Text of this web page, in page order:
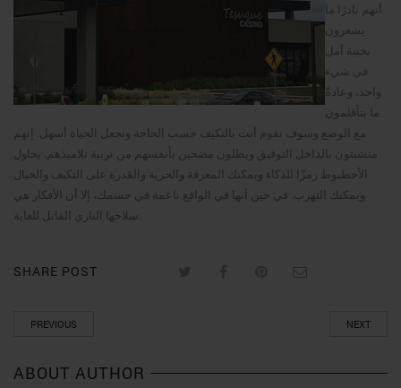
أنهم نادرًا ما
يشعرون
بخيبة أمل
في شيء
واحد، وعادةً
ما يتأقلمون
مع الوضع وسوف تقوم أنت بالتكيف حسب الحاجة وتجعل الحياة أسهل. إنهم
متشبثون بالداخل التوفيق ويظلون مضحين بأنفسهم من تربية تلاميذهم. يحاول
الأخطبوط رمزًا للذكاء ويمكنك المعرفة والحرية والقدرة على التكيف والخيال
ويمكنك التهرب. في حين أنها في الواقع ناعمة في جسمك، إلا أن الأفكار هي
سلاحها الناري القاتل للغاية.
SHARE POST
PREVIOUS NEXT
ABOUT AUTHOR